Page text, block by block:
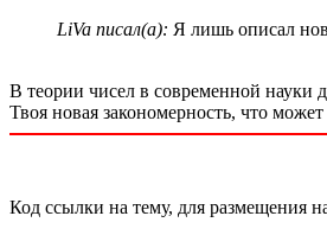
LiVa писал(а): Я лишь описал
В теории чисел в современной науки
Твоя новая закономерность, что
Код ссылки на тему, для размещения